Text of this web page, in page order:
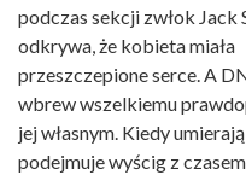
podczas sekcji zwłok Jack
odkrywa, że kobieta miała
przeszczepione serce. A
wbrew wszelkiemu
jej własnym. Kiedy
podejmuje wyścig z